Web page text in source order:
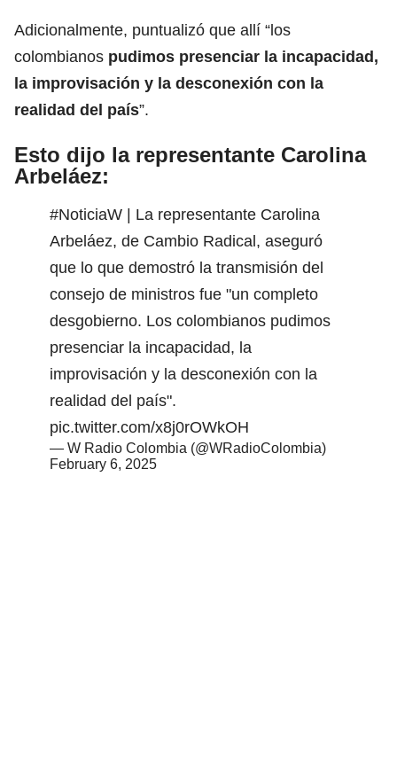
Adicionalmente, puntualizó que allí “los
colombianos pudimos presenciar la incapacidad,
la improvisación y la desconexión con la
realidad del país”.
Esto dijo la representante Carolina
Arbeláez:
#NoticiaW | La representante Carolina
Arbeláez, de Cambio Radical, aseguró
que lo que demostró la transmisión del
consejo de ministros fue "un completo
desgobierno. Los colombianos pudimos
presenciar la incapacidad, la
improvisación y la desconexión con la
realidad del país".
pic.twitter.com/x8j0rOWkOH
— W Radio Colombia (@WRadioColombia)
February 6, 2025